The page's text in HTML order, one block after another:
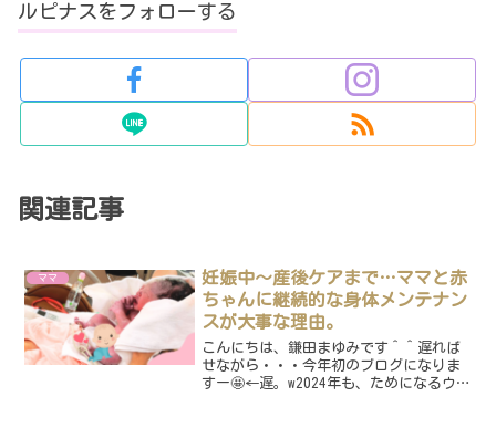
ルピナスをフォローする
関連記事
ママ
妊娠中〜産後ケアまで…ママと赤
ちゃんに継続的な身体メンテナン
スが大事な理由。
こんにちは、鎌田まゆみです＾＾遅れば
せながら・・・今年初のブログになりま
すー🤩←遅。w2024年も、ためになるウン